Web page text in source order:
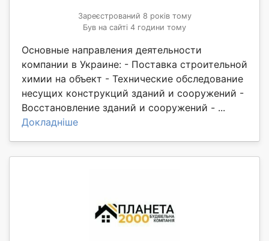
Зареєстрований 8 років тому
Був на сайті 4 години тому
Основные направления деятельности
компании в Украине: - Поставка строительной
химии на объект - Технические обследование
несущих конструкций зданий и сооружений -
Восстановление зданий и сооружений - ...
Докладніше